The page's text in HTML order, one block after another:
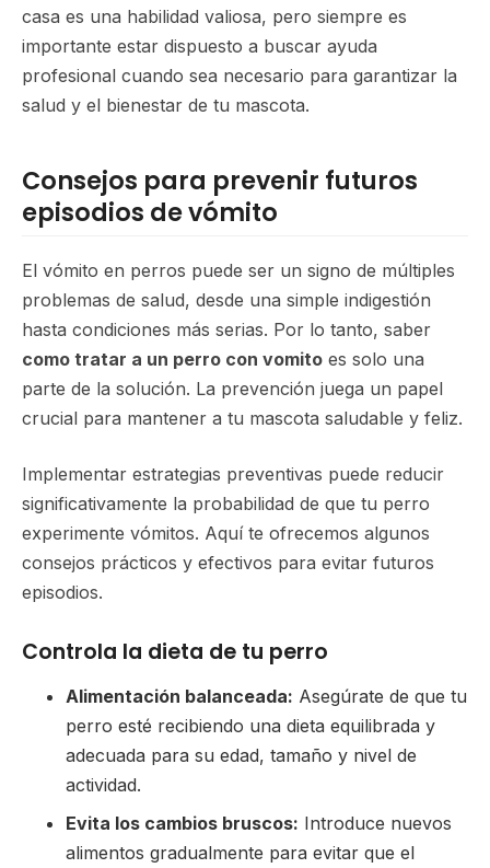
casa es una habilidad valiosa, pero siempre es
importante estar dispuesto a buscar ayuda
profesional cuando sea necesario para garantizar la
salud y el bienestar de tu mascota.
Consejos para prevenir futuros
episodios de vómito
El vómito en perros puede ser un signo de múltiples
problemas de salud, desde una simple indigestión
hasta condiciones más serias. Por lo tanto, saber
como tratar a un perro con vomito es solo una
parte de la solución. La prevención juega un papel
crucial para mantener a tu mascota saludable y feliz.
Implementar estrategias preventivas puede reducir
significativamente la probabilidad de que tu perro
experimente vómitos. Aquí te ofrecemos algunos
consejos prácticos y efectivos para evitar futuros
episodios.
Controla la dieta de tu perro
Alimentación balanceada: Asegúrate de que tu
perro esté recibiendo una dieta equilibrada y
adecuada para su edad, tamaño y nivel de
actividad.
Evita los cambios bruscos: Introduce nuevos
alimentos gradualmente para evitar que el